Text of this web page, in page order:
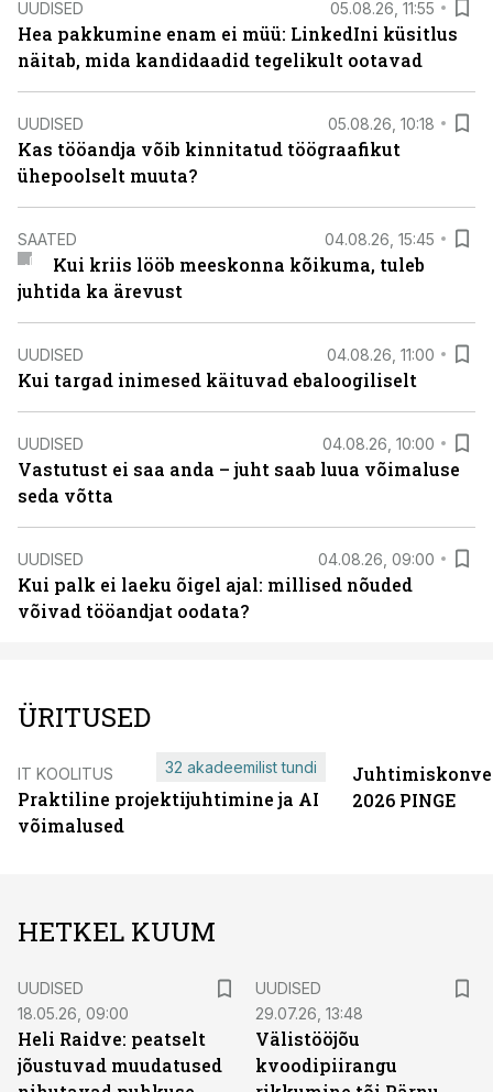
UUDISED 05.08.26, 11:55
Hea pakkumine enam ei müü: LinkedIni küsitlus
näitab, mida kandidaadid tegelikult ootavad
UUDISED 05.08.26, 10:18
Kas tööandja võib kinnitatud töögraafikut
ühepoolselt muuta?
SAATED 04.08.26, 15:45
Kui kriis lööb meeskonna kõikuma, tuleb
juhtida ka ärevust
UUDISED 04.08.26, 11:00
Kui targad inimesed käituvad ebaloogiliselt
UUDISED 04.08.26, 10:00
Vastutust ei saa anda – juht saab luua võimaluse
seda võtta
UUDISED 04.08.26, 09:00
Kui palk ei laeku õigel ajal: millised nõuded
võivad tööandjat oodata?
ÜRITUSED
IT KOOLITUS
Praktiline projektijuhtimine ja AI
võimalused
32 akadeemilist tundi
2026 PINGE
HETKEL KUUM
UUDISED
18.05.26, 09:00
Heli Raidve: peatselt
jõustuvad muudatused
UUDISED
29.07.26, 13:48
Välistööjõu
kvoodipiirangu